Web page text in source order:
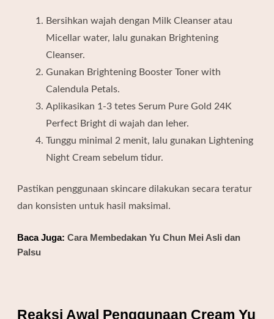
Bersihkan wajah dengan Milk Cleanser atau
Micellar water, lalu gunakan Brightening
Cleanser.
Gunakan Brightening Booster Toner with
Calendula Petals.
Aplikasikan 1-3 tetes Serum Pure Gold 24K
Perfect Bright di wajah dan leher.
Tunggu minimal 2 menit, lalu gunakan Lightening
Night Cream sebelum tidur.
Pastikan penggunaan skincare dilakukan secara teratur
dan konsisten untuk hasil maksimal.
Baca Juga:Cara Membedakan Yu Chun Mei Asli dan
Palsu
Reaksi Awal Penggunaan Cream Yu